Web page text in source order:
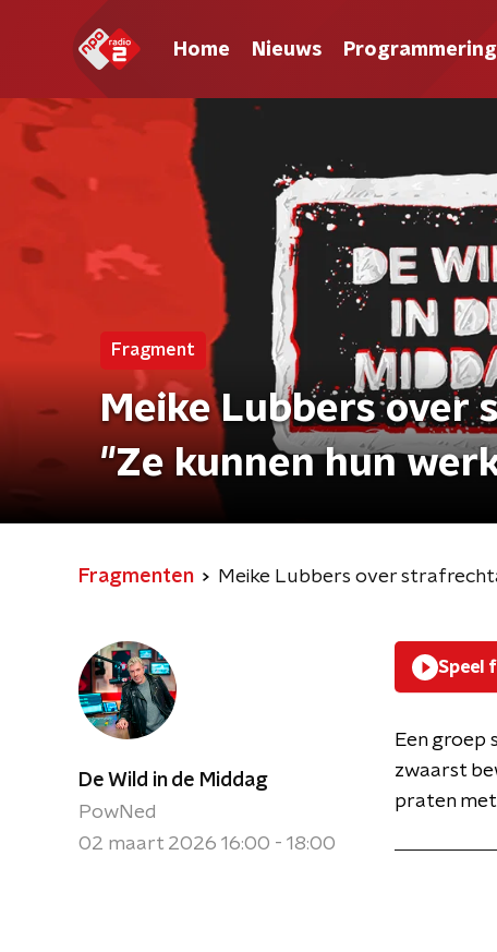
Home Nieuws Programmering
Fragment
Meike Lubbers over
"Ze kunnen hun
Fragmenten Meike Lubbers over
De Wild in de Middag
PowNed
02 maart 2026 16:00 - 18:00
Speel
Een groep
zwaarst
praten